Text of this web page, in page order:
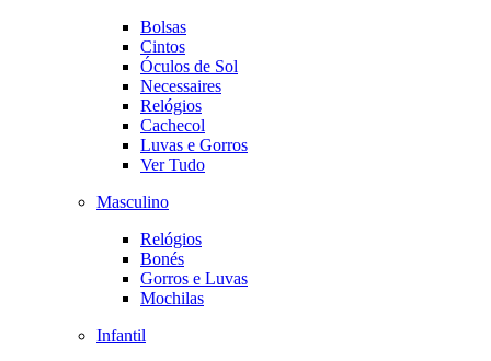
Bolsas
Cintos
Óculos de Sol
Necessaires
Relógios
Cachecol
Luvas e Gorros
Ver Tudo
Masculino
Relógios
Bonés
Gorros e Luvas
Mochilas
Infantil